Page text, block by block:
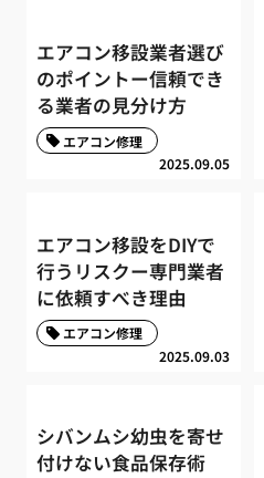
エアコン移設業者選び
のポイントー信頼でき
る業者の見分け方
2025.09.05
エアコン修理
エアコン移設をDIYで
行うリスクー専門業者
に依頼すべき理由
2025.09.03
エアコン修理
シバンムシ幼虫を寄せ
付けない食品保存術